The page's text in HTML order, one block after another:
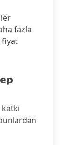
fazla
fiyat